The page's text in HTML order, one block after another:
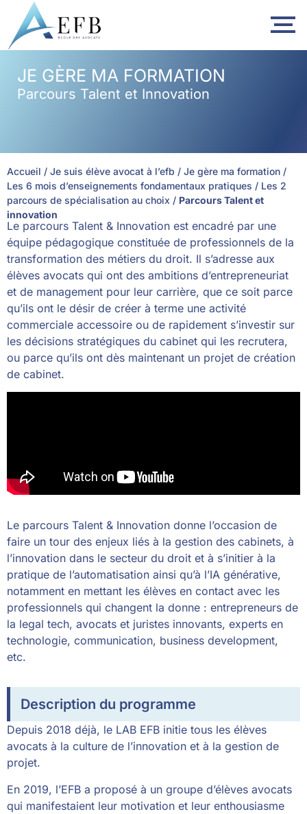
principal
JE GÈRE MA FORMATION
Parcours Talent et Innovation
Accueil / Je suis élève avocat à l’efb / Je gère ma formation /
Les 6 mois d’enseignements fondamentaux pratiques / Les 2
parcours de spécialisation au choix / Parcours Talent et
innovation
Le parcours Talent & Innovation est encadré par une
équipe pédagogique constituée de professionnels de la
transformation des métiers du droit. Il s’adresse aux
élèves avocats qui ont des ambitions d’entrepreneuriat
et de management pour leur carrière, que ce soit parce
qu’ils ont le désir de créer à terme une activité
commerciale accessoire ou de rapidement s’investir sur
les décisions stratégiques du cabinet qui les recrutera,
ou parce qu’ils ont dès maintenant un projet de création
de cabinet.
Le parcours Talent & Innovation donne l’occasion de
faire un tour des enjeux liés à la gestion des cabinets, à
l’innovation dans le secteur du droit et à s’initier à la
pratique de l’automatisation ainsi qu’à l’IA générative,
notamment en mettant les élèves en contact avec les
professionnels qui changent la donne : entrepreneurs de
la legal tech, avocats et juristes innovants, experts en
technologie, communication, business development,
etc.
Description du programme
Depuis 2018 déjà, le LAB EFB initie tous les élèves
avocats à la culture de l’innovation et à la gestion de
projet.
En 2019, l’EFB a proposé à un groupe d’élèves avocats
qui manifestaient leur motivation et leur enthousiasme